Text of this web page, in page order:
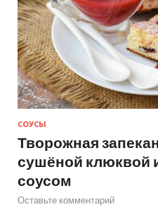
СОУСЫ
Творожная
сушёной клюквой
соусом
Оставьте комментарий